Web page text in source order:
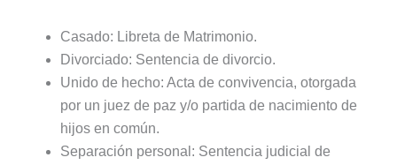
Casado: Libreta de Matrimonio.
Divorciado: Sentencia de divorcio.
Unido de hecho: Acta de convivencia, otorgada
por un juez de paz y/o partida de nacimiento de
hijos en común.
Separación personal: Sentencia judicial de